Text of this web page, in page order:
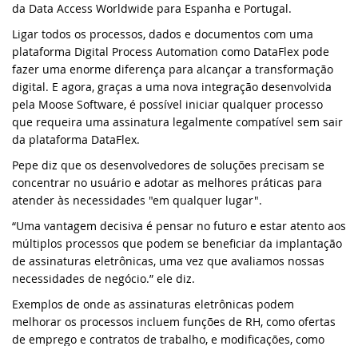
da Data Access Worldwide para Espanha e Portugal.
Ligar todos os processos, dados e documentos com uma
plataforma Digital Process Automation como DataFlex pode
fazer uma enorme diferença para alcançar a transformação
digital. E agora, graças a uma nova integração desenvolvida
pela Moose Software, é possível iniciar qualquer processo
que requeira uma assinatura legalmente compatível sem sair
da plataforma DataFlex.
Pepe diz que os desenvolvedores de soluções precisam se
concentrar no usuário e adotar as melhores práticas para
atender às necessidades "em qualquer lugar".
“Uma vantagem decisiva é pensar no futuro e estar atento aos
múltiplos processos que podem se beneficiar da implantação
de assinaturas eletrônicas, uma vez que avaliamos nossas
necessidades de negócio.” ele diz.
Exemplos de onde as assinaturas eletrônicas podem
melhorar os processos incluem funções de RH, como ofertas
de emprego e contratos de trabalho, e modificações, como
Lançada nova versão da Biblioteca
DataFlex LibXL
DataFlex Reports 2024 foi lançado - baixe
agora!
DataFlex 2024 foi lançado - baixe agora!
DataFlex Reports 2024 Release Candidate
disponível para teste final - baixe agora!
Nova videoaula: WebForm em aplicações
Windows usando FlexTron
aplicações Windows usando FlexTron
EDUC 2020 Virtual
DISD 2020
Frankfurt 2019
Webinar MySQL: Migração Passo a Passo
UK DataFlex Meetup
Webinar MySQL & DataFlex
DAPCON, 2019
ScanDUC 2018